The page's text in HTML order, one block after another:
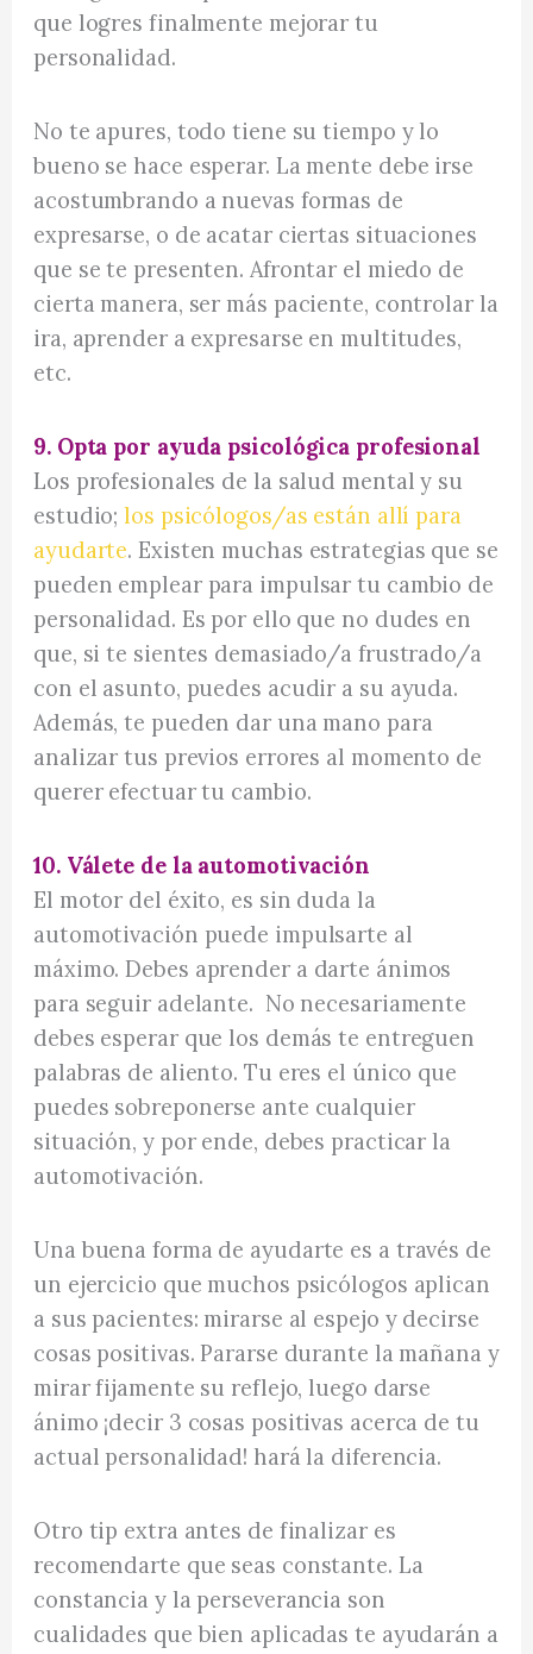
que logres finalmente mejorar tu
personalidad.
No te apures, todo tiene su tiempo y lo
bueno se hace esperar. La mente debe irse
acostumbrando a nuevas formas de
expresarse, o de acatar ciertas situaciones
que se te presenten. Afrontar el miedo de
cierta manera, ser más paciente, controlar la
ira, aprender a expresarse en multitudes,
etc.
9. Opta por ayuda psicológica profesional
Los profesionales de la salud mental y su
estudio; los psicólogos/as están allí para
ayudarte. Existen muchas estrategias que se
pueden emplear para impulsar tu cambio de
personalidad. Es por ello que no dudes en
que, si te sientes demasiado/a frustrado/a
con el asunto, puedes acudir a su ayuda.
Además, te pueden dar una mano para
analizar tus previos errores al momento de
querer efectuar tu cambio.
10. Válete de la automotivación
El motor del éxito, es sin duda la
automotivación puede impulsarte al
máximo. Debes aprender a darte ánimos
para seguir adelante. No necesariamente
debes esperar que los demás te entreguen
palabras de aliento. Tu eres el único que
puedes sobreponerse ante cualquier
situación, y por ende, debes practicar la
automotivación.
Una buena forma de ayudarte es a través de
un ejercicio que muchos psicólogos aplican
a sus pacientes: mirarse al espejo y decirse
cosas positivas. Pararse durante la mañana y
mirar fijamente su reflejo, luego darse
ánimo ¡decir 3 cosas positivas acerca de tu
actual personalidad! hará la diferencia.
Otro tip extra antes de finalizar es
recomendarte que seas constante. La
constancia y la perseverancia son
cualidades que bien aplicadas te ayudarán a